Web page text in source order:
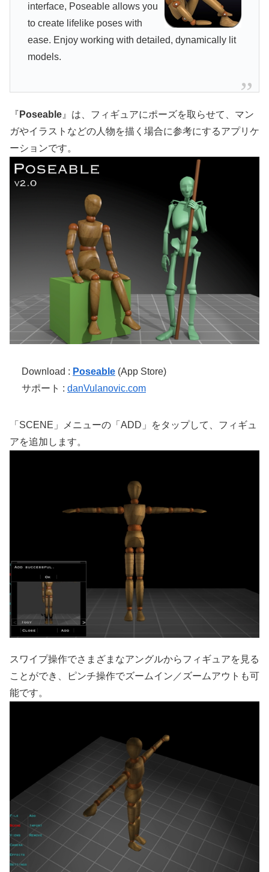
interface, Poseable allows you
to create lifelike poses with
ease. Enjoy working with detailed, dynamically lit
models.
『 Poseable 』は、フィギュアにポーズを取らせて、マン
ガやイラストなどの人物を描く場合に参考にするアプリケ
ーションです。
Download : Poseable (App Store)
サポート : danVulanovic.com
「SCENE」メニューの「ADD」をタップして、フィギュ
アを追加します。
スワイプ操作でさまざまなアングルからフィギュアを見る
ことができ、ピンチ操作でズームイン／ズームアウトも可
能です。